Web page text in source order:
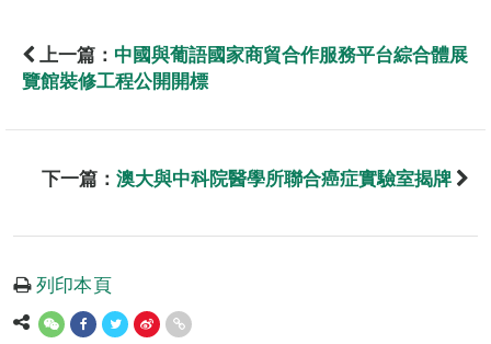
上一篇： 中國與葡語國家商貿合作服務平台綜合體展
覽館裝修工程公開開標
下一篇： 澳大與中科院醫學所聯合癌症實驗室揭牌
列印本頁